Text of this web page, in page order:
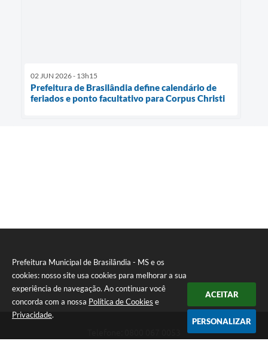
Prefeitura Municipal de Brasilândia - MS e os
cookies: nosso site usa cookies para melhorar a sua
experiência de navegação. Ao continuar você
concorda com a nossa Política de Cookies e
Privacidade.
ACEITAR
PERSONALIZAR
02 JUN 2026 - 13h15
Prefeitura de Brasilândia define calendário de
feriados e ponto facultativo para Corpus Christi